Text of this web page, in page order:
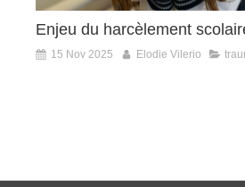
Enjeu du harcèlement
15 Nov 2025 Elodie Vilerio